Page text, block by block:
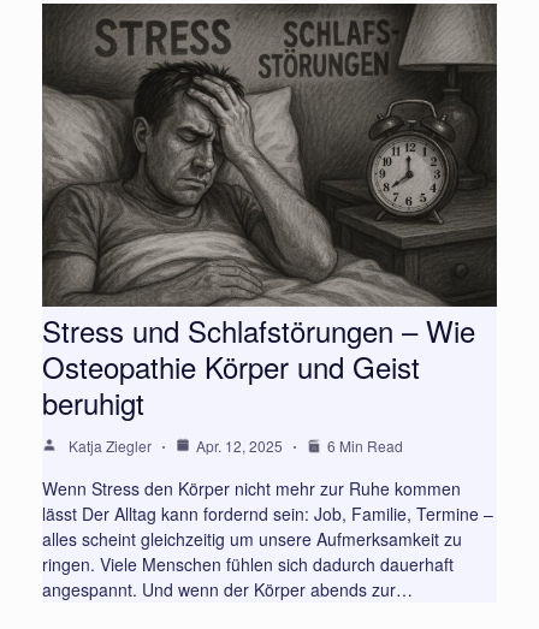
Stress und Schlafstörungen – Wie
Osteopathie Körper und Geist
beruhigt
Katja Ziegler Apr. 12, 2025 6 Min Read
Wenn Stress den Körper nicht mehr zur Ruhe kommen
lässt Der Alltag kann fordernd sein: Job, Familie, Termine –
alles scheint gleichzeitig um unsere Aufmerksamkeit zu
ringen. Viele Menschen fühlen sich dadurch dauerhaft
angespannt. Und wenn der Körper abends zur…